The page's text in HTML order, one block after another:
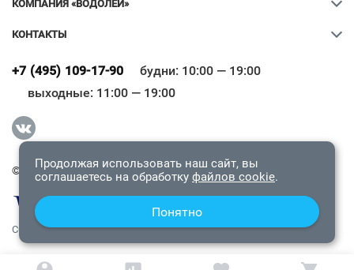
КОМПАНИЯ «ВОДОЛЕЙ»
КОНТАКТЫ
+7 (495) 109-17-90
будни: 10:00 — 19:00
выходные: 11:00 — 19:00
© 2009-2026 «Водолей Онлайн». Все права защищены.
СОГЛАШЕНИЕ О КОНФИДЕНЦИАЛЬНОСТИ
Всё верно
Продолжая использовать наш сайт, вы
соглашаетесь на обработку файлов cookie.
Понятно